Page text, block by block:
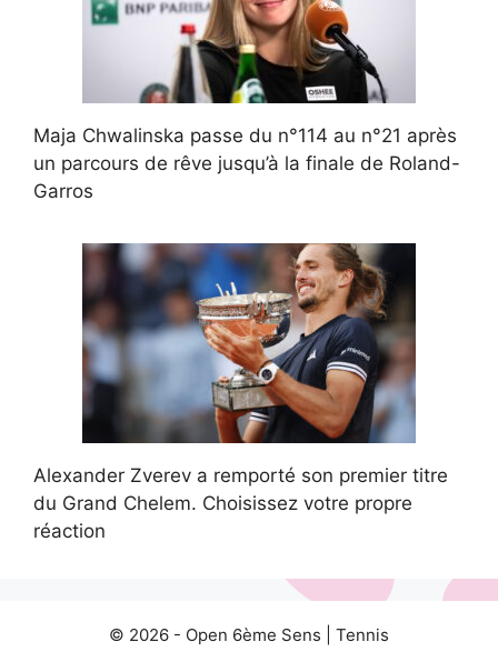
Maja Chwalinska passe du n°114 au n°21 après
un parcours de rêve jusqu’à la finale de Roland-
Garros
Alexander Zverev a remporté son premier titre
du Grand Chelem. Choisissez votre propre
réaction
© 2026 - Open 6ème Sens Tennis